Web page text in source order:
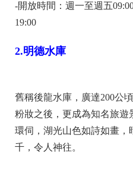
-開放時間：週一至週五
19:00
2.明德水庫
舊稱後龍水庫，廣達200公
粉妝之後，更成為知名旅遊
環伺，湖光山色如詩如畫
千，令人神往。